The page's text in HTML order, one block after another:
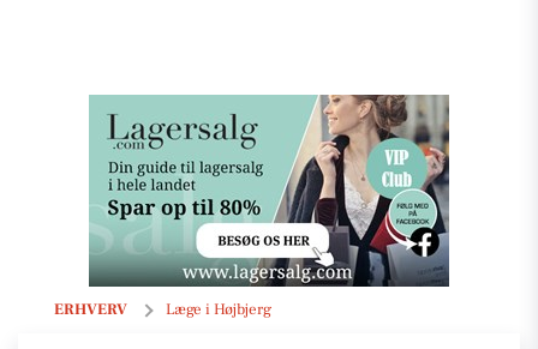
ERHVERV Læge i Højbjerg
Alment Praktiserende Læge Breining ApS